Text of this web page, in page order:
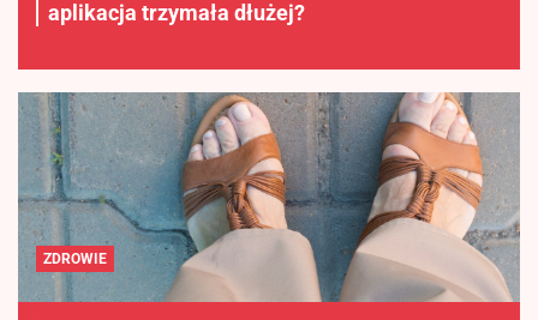
aplikacja trzymała dłużej?
ZDROWIE